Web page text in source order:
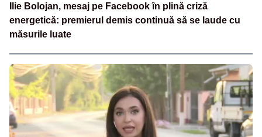
Ilie Bolojan, mesaj pe Facebook în plină criză
energetică: premierul demis continuă să se laude cu
măsurile luate